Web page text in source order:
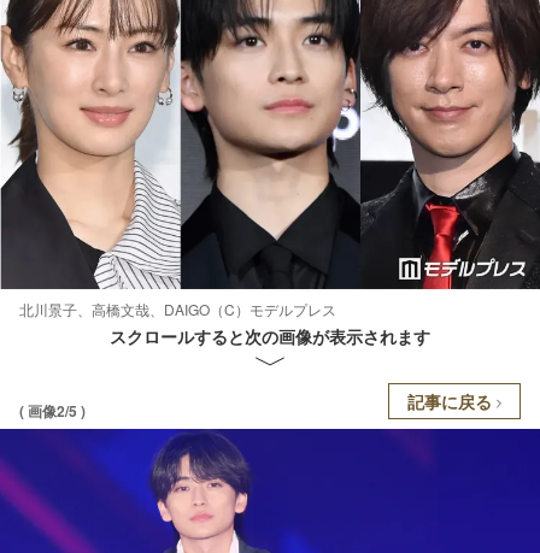
北川景子、高橋文哉、DAIGO（C）モデルプレス
スクロールすると次の画像が表示されます
( 画像2/5 ) 記事に戻る